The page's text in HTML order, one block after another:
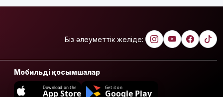
Біз әлеуметтік желіде:
Мобильді қосымшалар
Download on the
App Store
Get it on
Google Play